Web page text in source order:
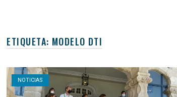
ETIQUETA: MODELO DTI
NOTICIAS
Open post